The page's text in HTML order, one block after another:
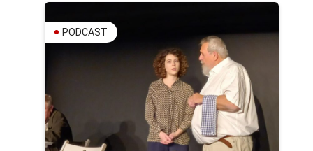
PODCAST